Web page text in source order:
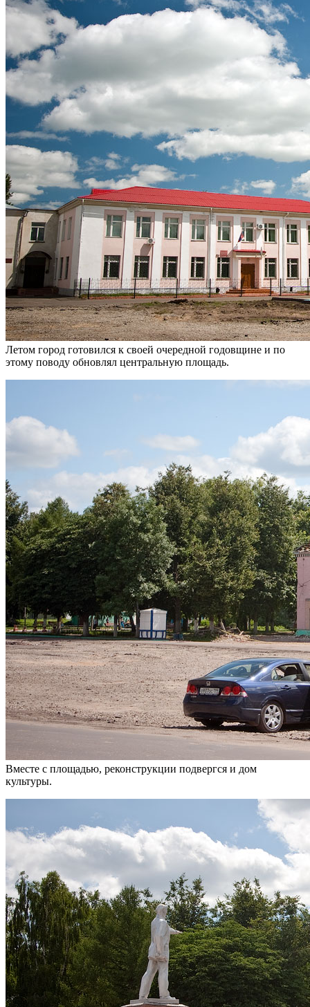
Летом город готовился к своей очередной годовщине и по
этому поводу обновлял центральную площадь.
Вместе с площадью, реконструкции подвергся и дом
культуры.